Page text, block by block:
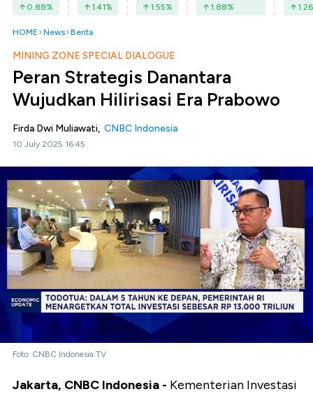
0.88% 1.41% 1.55% 1.88% 1.26
HOME News Berita
MINING ZONE SPECIAL DIALOGUE
Peran Strategis Danantara
Wujudkan Hilirisasi Era Prabowo
Firda Dwi Muliawati, CNBC Indonesia
10 July 2025 16:45
Foto: CNBC Indonesia TV
Jakarta, CNBC Indonesia - Kementerian Investasi